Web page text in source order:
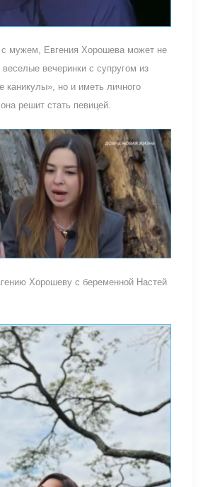
мужем, Евгения Хорошева может не
вечеринки с супругом из
каникулы», но и иметь личного
решит стать певицей.
Хорошеву с беременной Настей